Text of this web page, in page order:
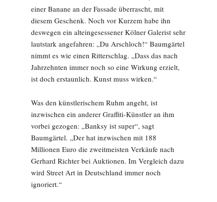
einer Banane an der Fassade überrascht, mit
diesem Geschenk. Noch vor Kurzem habe ihn
deswegen ein alteingesessener Kölner Galerist sehr
lautstark angefahren: „Du Arschloch!“ Baumgärtel
nimmt es wie einen Ritterschlag. „Dass das nach
Jahrzehnten immer noch so eine Wirkung erzielt,
ist doch erstaunlich. Kunst muss wirken.“
Was den künstlerischem Ruhm angeht, ist
inzwischen ein anderer Graffiti-Künstler an ihm
vorbei gezogen: „Banksy ist super“, sagt
Baumgärtel. „Der hat inzwischen mit 188
Millionen Euro die zweitmeisten Verkäufe nach
Gerhard Richter bei Auktionen. Im Vergleich dazu
wird Street Art in Deutschland immer noch
ignoriert.“